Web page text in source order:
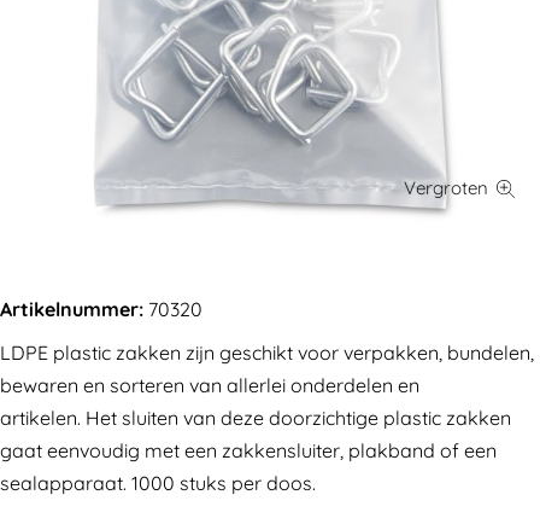
Artikelnummer: 70320
LDPE plastic zakken zijn geschikt voor verpakken, bundelen,
bewaren en sorteren van allerlei onderdelen en
artikelen. Het sluiten van deze doorzichtige plastic zakken
gaat eenvoudig met een zakkensluiter, plakband of een
sealapparaat. 1000 stuks per doos.